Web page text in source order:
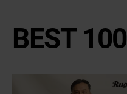
BEST 100